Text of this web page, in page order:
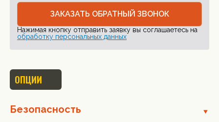
ЗАКАЗАТЬ ОБРАТНЫЙ ЗВОНОК
Нажимая кнопку отправить заявку вы соглашаетесь на
обработку персональных данных
ОПЦИИ
Безопасность